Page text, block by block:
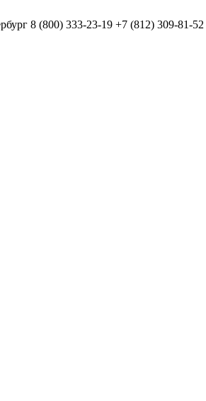
8 (800) 333-23-19 +7 (812) 309-81-52